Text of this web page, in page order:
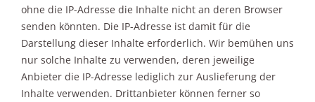
ohne die IP-Adresse die Inhalte nicht an deren Browser
senden könnten. Die IP-Adresse ist damit für die
Darstellung dieser Inhalte erforderlich. Wir bemühen uns
nur solche Inhalte zu verwenden, deren jeweilige
Anbieter die IP-Adresse lediglich zur Auslieferung der
Inhalte verwenden. Drittanbieter können ferner so